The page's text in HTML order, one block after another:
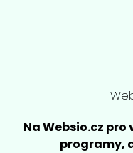
Na Websio.cz
programy,